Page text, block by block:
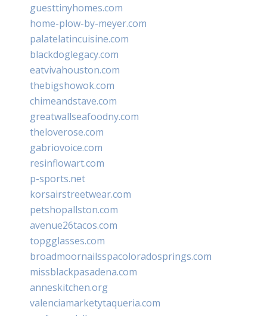
guesttinyhomes.com
home-plow-by-meyer.com
palatelatincuisine.com
blackdoglegacy.com
eatvivahouston.com
thebigshowok.com
chimeandstave.com
greatwallseafoodny.com
theloverose.com
gabriovoice.com
resinflowart.com
p-sports.net
korsairstreetwear.com
petshopallston.com
avenue26tacos.com
topgglasses.com
broadmoornailsspacoloradosprings.com
missblackpasadena.com
anneskitchen.org
valenciamarketytaqueria.com